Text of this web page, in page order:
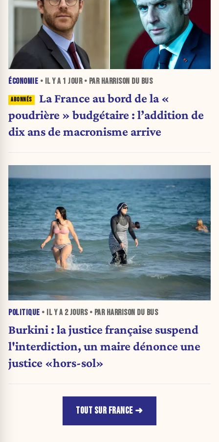
ÉCONOMIE • IL Y A 1 JOUR• PAR HARRISON DU BUS
La France au bord de la «
poudrière » budgétaire : l’addition de
dix ans de macronisme arrive
POLITIQUE • IL Y A 2 JOURS• PAR HARRISON DU BUS
Burkini : la justice française suspend
l'interdiction, un maire dénonce une
justice «hors-sol»
TOUT SUR FRANCE